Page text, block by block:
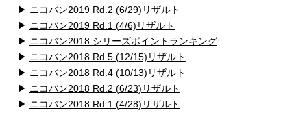
▶ ニコバン2019 Rd.2 (6/29)リザルト
▶ ニコバン2019 Rd.1 (4/6)リザルト
▶ ニコバン2018 シリーズポイントランキング
▶ ニコバン2018 Rd.5 (12/15)リザルト
▶ ニコバン2018 Rd.4 (10/13)リザルト
▶ ニコバン2018 Rd.2 (6/23)リザルト
▶ ニコバン2018 Rd.1 (4/28)リザルト